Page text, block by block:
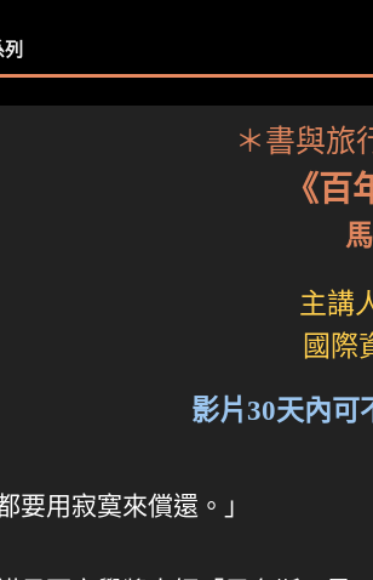
＊書與旅
《百
主講
國際
影片30天內可
要用寂寞來償還。」